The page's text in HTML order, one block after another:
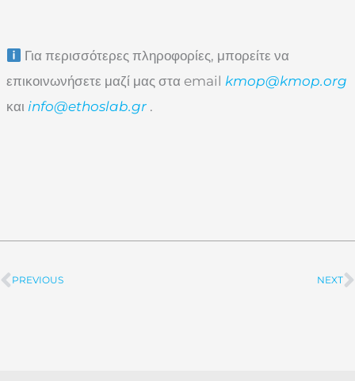
Για περισσότερες πληροφορίες, μπορείτε να
επικοινωνήσετε μαζί μας στα email kmop@kmop.org
και info@ethoslab.gr .
Prev
PREVIOUS NEXT